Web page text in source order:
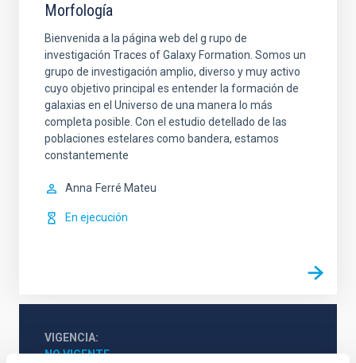
Morfología
Bienvenida a la página web del g rupo de
investigación Traces of Galaxy Formation. Somos un
grupo de investigación amplio, diverso y muy activo
cuyo objetivo principal es entender la formación de
galaxias en el Universo de una manera lo más
completa posible. Con el estudio detellado de las
poblaciones estelares como bandera, estamos
constantemente
Anna Ferré Mateu
En ejecución
VIGENCIA
NO VIGENTE